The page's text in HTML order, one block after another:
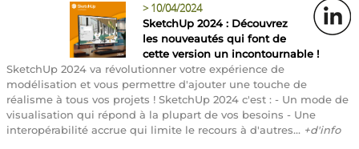
> 10/04/2024
SketchUp 2024 : Découvrez
les nouveautés qui font de
cette version un incontournable !
SketchUp 2024 va révolutionner votre expérience de
modélisation et vous permettre d'ajouter une touche de
réalisme à tous vos projets ! SketchUp 2024 c'est : - Un mode de
visualisation qui répond à la plupart de vos besoins - Une
interopérabilité accrue qui limite le recours à d'autres... +d'info